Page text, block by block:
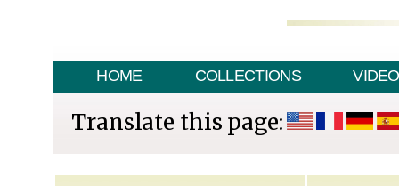
HOME COLLECTIONS VIDEO
Translate this page: